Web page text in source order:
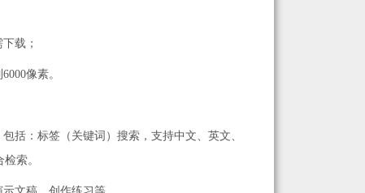
载；
像素。
括：标签（关键词）搜索，支持中文、英文、
索。